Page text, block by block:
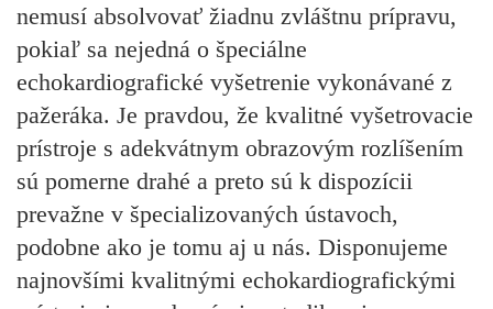
nemusí absolvovať žiadnu zvláštnu prípravu,
pokiaľ sa nejedná o špeciálne
echokardiografické vyšetrenie vykonávané z
pažeráka. Je pravdou, že kvalitné vyšetrovacie
prístroje s adekvátnym obrazovým rozlíšením
sú pomerne drahé a preto sú k dispozícii
prevažne v špecializovaných ústavoch,
podobne ako je tomu aj u nás. Disponujeme
najnovšími kvalitnými echokardiografickými